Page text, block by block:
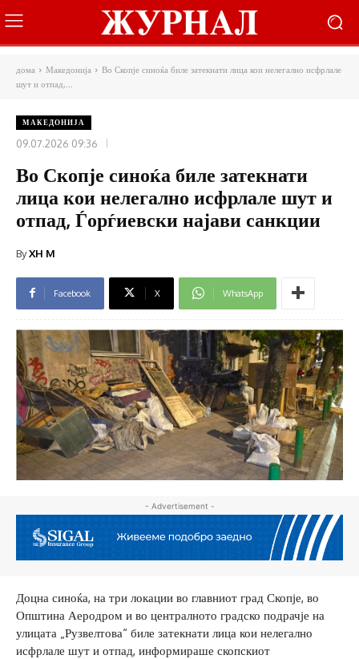
дома Македонија
Во Скопје синоќа биле затекнати лица кои нелегално исфрлале
шут и отпад,...
МАКЕДОНИЈА
09.07.2026 09:36
Во Скопје синоќа биле затекнати
лица кои нелегално исфрлале шут и
отпад, Ѓорѓиевски најави санкции
ByXH M
Facebook X WhatsApp
- Advertisement -
Доцна синоќа, на три локации во главниот град Скопје, во
Општина Аеродром и во централното градско подрачје на
улицата „Рузвелтова“ биле затекнати лица кои нелегално
исфрлале шут и отпад, информираше скопскиот